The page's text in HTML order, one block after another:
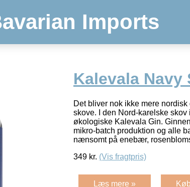
Imports
Kalevala Navy
Det bliver nok ikke mere
skove. I den Nord-karelske
økologiske Kalevala Gin.
mikro-batch produktion og alle
nænsomt på enebær,
349 kr. (Vis fragtpris)
Læs mere »